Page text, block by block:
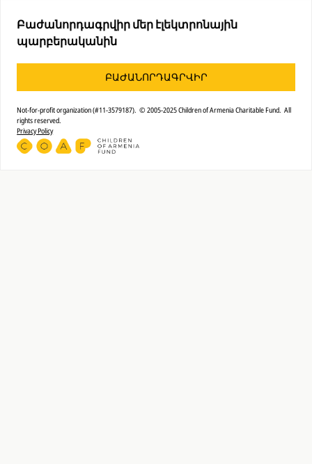
Բաժանորդագրվիր մեր էլեկտրոնային
պարբերականին
ԲԱԺԱՆՈՐԴԱԳՐՎԻՐ
Not-for-profit organization (#11-3579187). © 2005-2025 Children of Armenia Charitable Fund. All
rights reserved.
Privacy Policy